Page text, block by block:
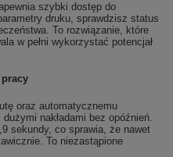
szybki dostęp do
druku, sprawdzisz status
To rozwiązanie, które
w pełni wykorzystać potencjał
oraz automatycznemu
nakładami bez opóźnień.
sekundy, co sprawia, że nawet
To niezastąpione